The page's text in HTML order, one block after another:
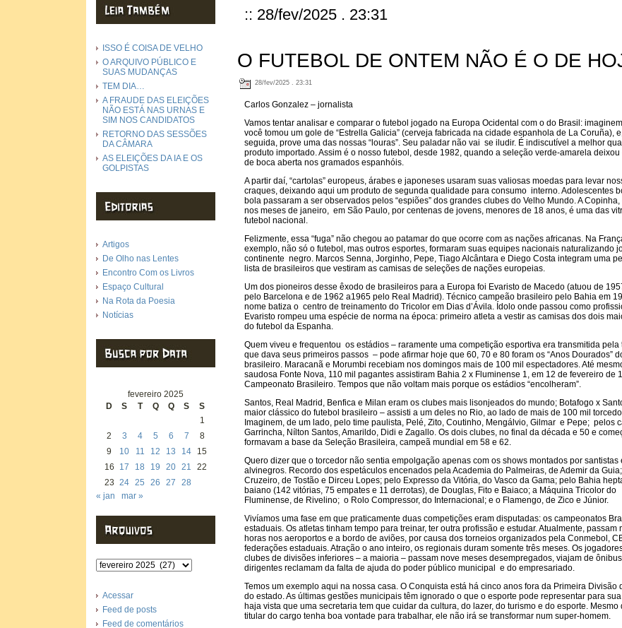
ISSO É COISA DE VELHO
O ARQUIVO PÚBLICO E
SUAS MUDANÇAS
TEM DIA…
A FRAUDE DAS ELEIÇÕES
NÃO ESTÁ NAS URNAS E
SIM NOS CANDIDATOS
RETORNO DAS SESSÕES
DA CÂMARA
AS ELEIÇÕES DA IA E OS
GOLPISTAS
Artigos
De Olho nas Lentes
Encontro Com os Livros
Espaço Cultural
Na Rota da Poesia
Notícias
fevereiro 2025
D
S T Q Q S
S
1
2
3 4 5 6 7
8
9
10 11 12 13 14
15
16
17 18 19 20 21
22
23 24 25 26 27
28
« jan
mar »
Arquivos
Acessar
Feed de posts
Feed de comentários
:: 28/fev/2025 . 23:31
O FUTEBOL DE ONTEM NÃO É O DE
28/fev/2025 . 23:31
Carlos Gonzalez – jornalista
Vamos tentar analisar e comparar o futebol jogado na Europa Ocidental com o do Brasil:
você tomou um gole de “Estrella Galicia” (cerveja fabricada na cidade espanhola de La Coruña),
seguida, prove uma das nossas “louras”. Seu paladar não vai se iludir. É indiscutível a melhor
produto importado. Assim é o nosso futebol, desde 1982, quando a seleção verde-amarela
de boca aberta nos gramados espanhóis.
A partir daí, “cartolas” europeus, árabes e japoneses usaram suas valiosas moedas para levar
craques, deixando aqui um produto de segunda qualidade para consumo interno. Adolescentes
bola passaram a ser observados pelos “espiões” dos grandes clubes do Velho Mundo. A
nos meses de janeiro, em São Paulo, por centenas de jovens, menores de 18 anos, é uma das
futebol nacional.
Felizmente, essa “fuga” não chegou ao patamar do que ocorre com as nações africanas. Na
exemplo, não só o futebol, mas outros esportes, formaram suas equipes nacionais naturalizando
continente negro. Marcos Senna, Jorginho, Pepe, Tiago Alcântara e Diego Costa integram uma
lista de brasileiros que vestiram as camisas de seleções de nações europeias.
Um dos pioneiros desse êxodo de brasileiros para a Europa foi Evaristo de Macedo (atuou de
pelo Barcelona e de 1962 a1965 pelo Real Madrid). Técnico campeão brasileiro pelo Bahia em
nome batiza o centro de treinamento do Tricolor em Dias d’Ávila. Ídolo onde passou como
Evaristo rompeu uma espécie de norma na época: primeiro atleta a vestir as camisas dos dois
do futebol da Espanha.
Quem viveu e frequentou os estádios – raramente uma competição esportiva era transmitida pela
que dava seus primeiros passos – pode afirmar hoje que 60, 70 e 80 foram os “Anos Dourados”
brasileiro. Maracanã e Morumbi recebiam nos domingos mais de 100 mil espectadores. Até
saudosa Fonte Nova, 110 mil pagantes assistiram Bahia 2 x Fluminense 1, em 12 de fevereiro de
Campeonato Brasileiro. Tempos que não voltam mais porque os estádios “encolheram”.
Santos, Real Madrid, Benfica e Milan eram os clubes mais lisonjeados do mundo; Botafogo x
maior clássico do futebol brasileiro – assisti a um deles no Rio, ao lado de mais de 100 mil
Imaginem, de um lado, pelo time paulista, Pelé, Zito, Coutinho, Mengálvio, Gilmar e Pepe; pelos
Garrincha, Nílton Santos, Amarildo, Didi e Zagallo. Os dois clubes, no final da década e 50 e
formavam a base da Seleção Brasileira, campeã mundial em 58 e 62.
Quero dizer que o torcedor não sentia empolgação apenas com os shows montados por santistas
alvinegros. Recordo dos espetáculos encenados pela Academia do Palmeiras, de Ademir da
Cruzeiro, de Tostão e Dirceu Lopes; pelo Expresso da Vitória, do Vasco da Gama; pelo Bahia
baiano (142 vitórias, 75 empates e 11 derrotas), de Douglas, Fito e Baiaco; a Máquina Tricolor do
Fluminense, de Rivelino; o Rolo Compressor, do Internacional; e o Flamengo, de Zico e Júnior.
Vivíamos uma fase em que praticamente duas competições eram disputadas: os campeonatos
estaduais. Os atletas tinham tempo para treinar, ter outra profissão e estudar. Atualmente, passam
horas nos aeroportos e a bordo de aviões, por causa dos torneios organizados pela Conmebol,
federações estaduais. Atração o ano inteiro, os regionais duram somente três meses. Os
clubes de divisões inferiores – a maioria – passam nove meses desempregados, viajam de
dirigentes reclamam da falta de ajuda do poder público municipal e do empresariado.
Temos um exemplo aqui na nossa casa. O Conquista está há cinco anos fora da Primeira Divisão
do estado. As últimas gestões municipais têm ignorado o que o esporte pode representar para
haja vista que uma secretaria tem que cuidar da cultura, do lazer, do turismo e do esporte. Mesmo
titular do cargo tenha boa vontade para trabalhar, ele não irá se transformar num super-homem.